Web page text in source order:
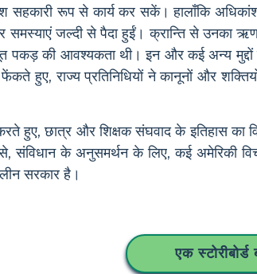
सहकारी रूप से कार्य कर सकें। हालाँकि
और समस्याएं जल्दी से पैदा हुईं। क्रान्ति से
पकड़ की आवश्यकता थी। इन और कई अन्य मुद्दों
राज्य प्रतिनिधियों ने कानूनों और
हुए, छात्र और शिक्षक संघवाद के इतिहास
संविधान के अनुसमर्थन के लिए, कई अमेरिकी
सरकार है।
एक स्टोरीबोर्ड